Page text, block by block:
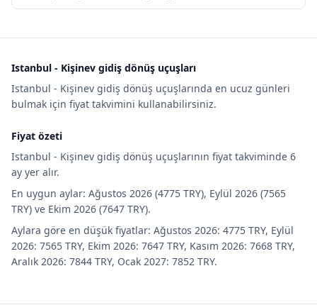
Istanbul - Kişinev gidiş dönüş uçuşları
Istanbul - Kişinev gidiş dönüş uçuşlarında en ucuz günleri
bulmak için fiyat takvimini kullanabilirsiniz.
Fiyat özeti
Istanbul - Kişinev gidiş dönüş uçuşlarının fiyat takviminde 6
ay yer alır.
En uygun aylar: Ağustos 2026 (4775 TRY), Eylül 2026 (7565
TRY) ve Ekim 2026 (7647 TRY).
Aylara göre en düşük fiyatlar: Ağustos 2026: 4775 TRY, Eylül
2026: 7565 TRY, Ekim 2026: 7647 TRY, Kasım 2026: 7668 TRY,
Aralık 2026: 7844 TRY, Ocak 2027: 7852 TRY.